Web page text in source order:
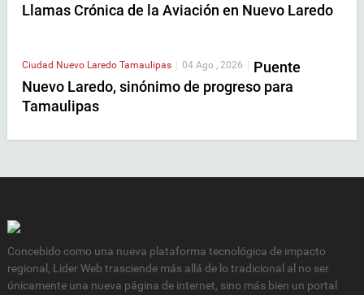
Llamas Crónica de la Aviación en Nuevo Laredo
Ciudad Nuevo Laredo Tamaulipas 04 Ago , 2026
Puente
Nuevo Laredo, sinónimo de progreso para
Tamaulipas
Concebido como una nueva plataforma tecnológica de impacto
regional, Lider Web trasciende más allá de lo tradicional al no ser
únicamente una nueva página de internet, sino más bien un portal